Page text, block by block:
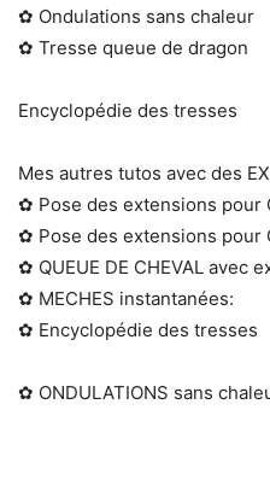
✿ Ondulations sans chaleur
✿ Tresse queue de dragon
Encyclopédie des tresses
Mes autres tutos avec des
✿ Pose des extensions pour
✿ Pose des extensions pour
✿ QUEUE DE CHEVAL avec
✿ MECHES instantanées:
✿ Encyclopédie des tresses
✿ ONDULATIONS sans